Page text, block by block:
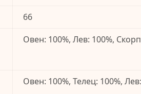
66
Овен: 100%, Лев: 100%,
Овен: 100%, Телец: 100%,